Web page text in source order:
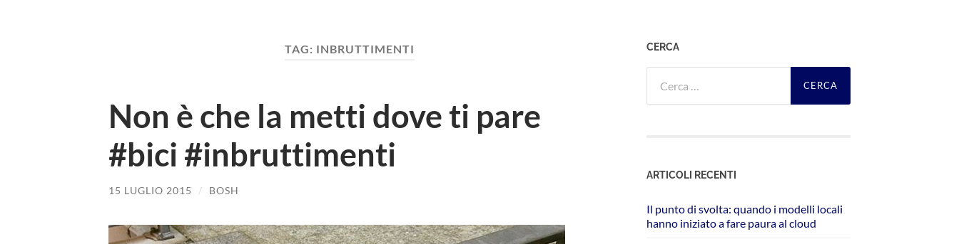
TAG: INBRUTTIMENTI
Non è che la metti dove ti pare
#bici #inbruttimenti
15 LUGLIO 2015 / BOSH
CERCA
per:
ARTICOLI RECENTI
Il punto di svolta: quando i modelli locali
hanno iniziato a fare paura al cloud